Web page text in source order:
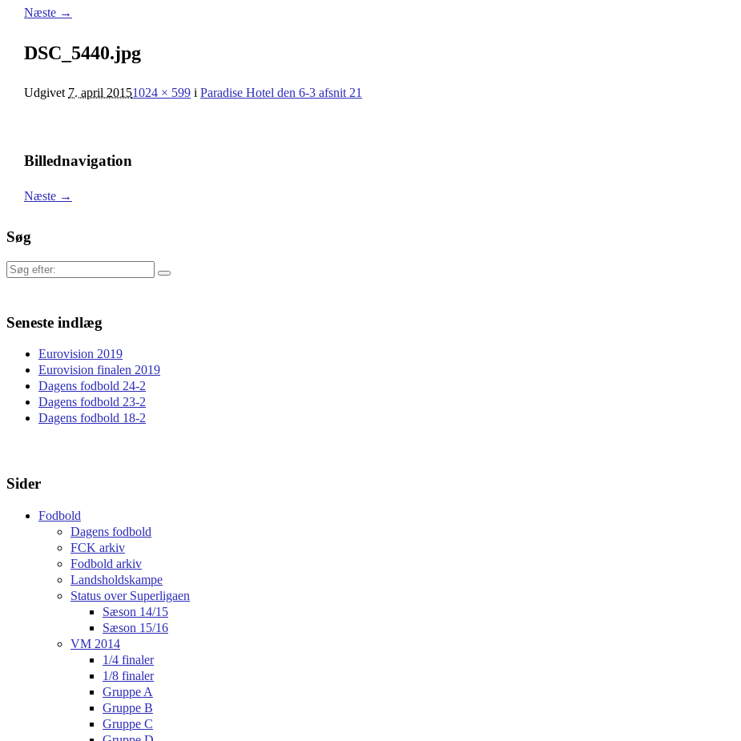
Næste →
DSC_5440.jpg
Udgivet 7. april 20151024 × 599 i Paradise Hotel den 6-3 afsnit 21
Billednavigation
Næste →
Søg
Søg
Seneste indlæg
Eurovision 2019
Eurovision finalen 2019
Dagens fodbold 24-2
Dagens fodbold 23-2
Dagens fodbold 18-2
Sider
Fodbold
Dagens fodbold
FCK arkiv
Fodbold arkiv
Landsholdskampe
Status over Superligaen
Sæson 14/15
Sæson 15/16
VM 2014
1/4 finaler
1/8 finaler
Gruppe A
Gruppe B
Gruppe C